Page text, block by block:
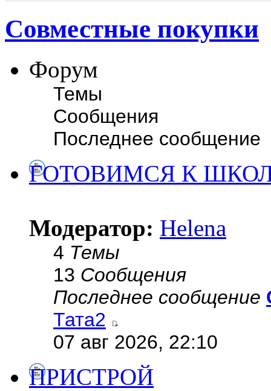
Совместные покупки
Форум
Темы
Сообщения
Последнее сообщение
ГОТОВИМСЯ К
Модератор: Helena
4 Темы
13 Сообщения
Последнее сообщение
Тата2
07 авг 2026, 22:10
ПРИСТРОЙ